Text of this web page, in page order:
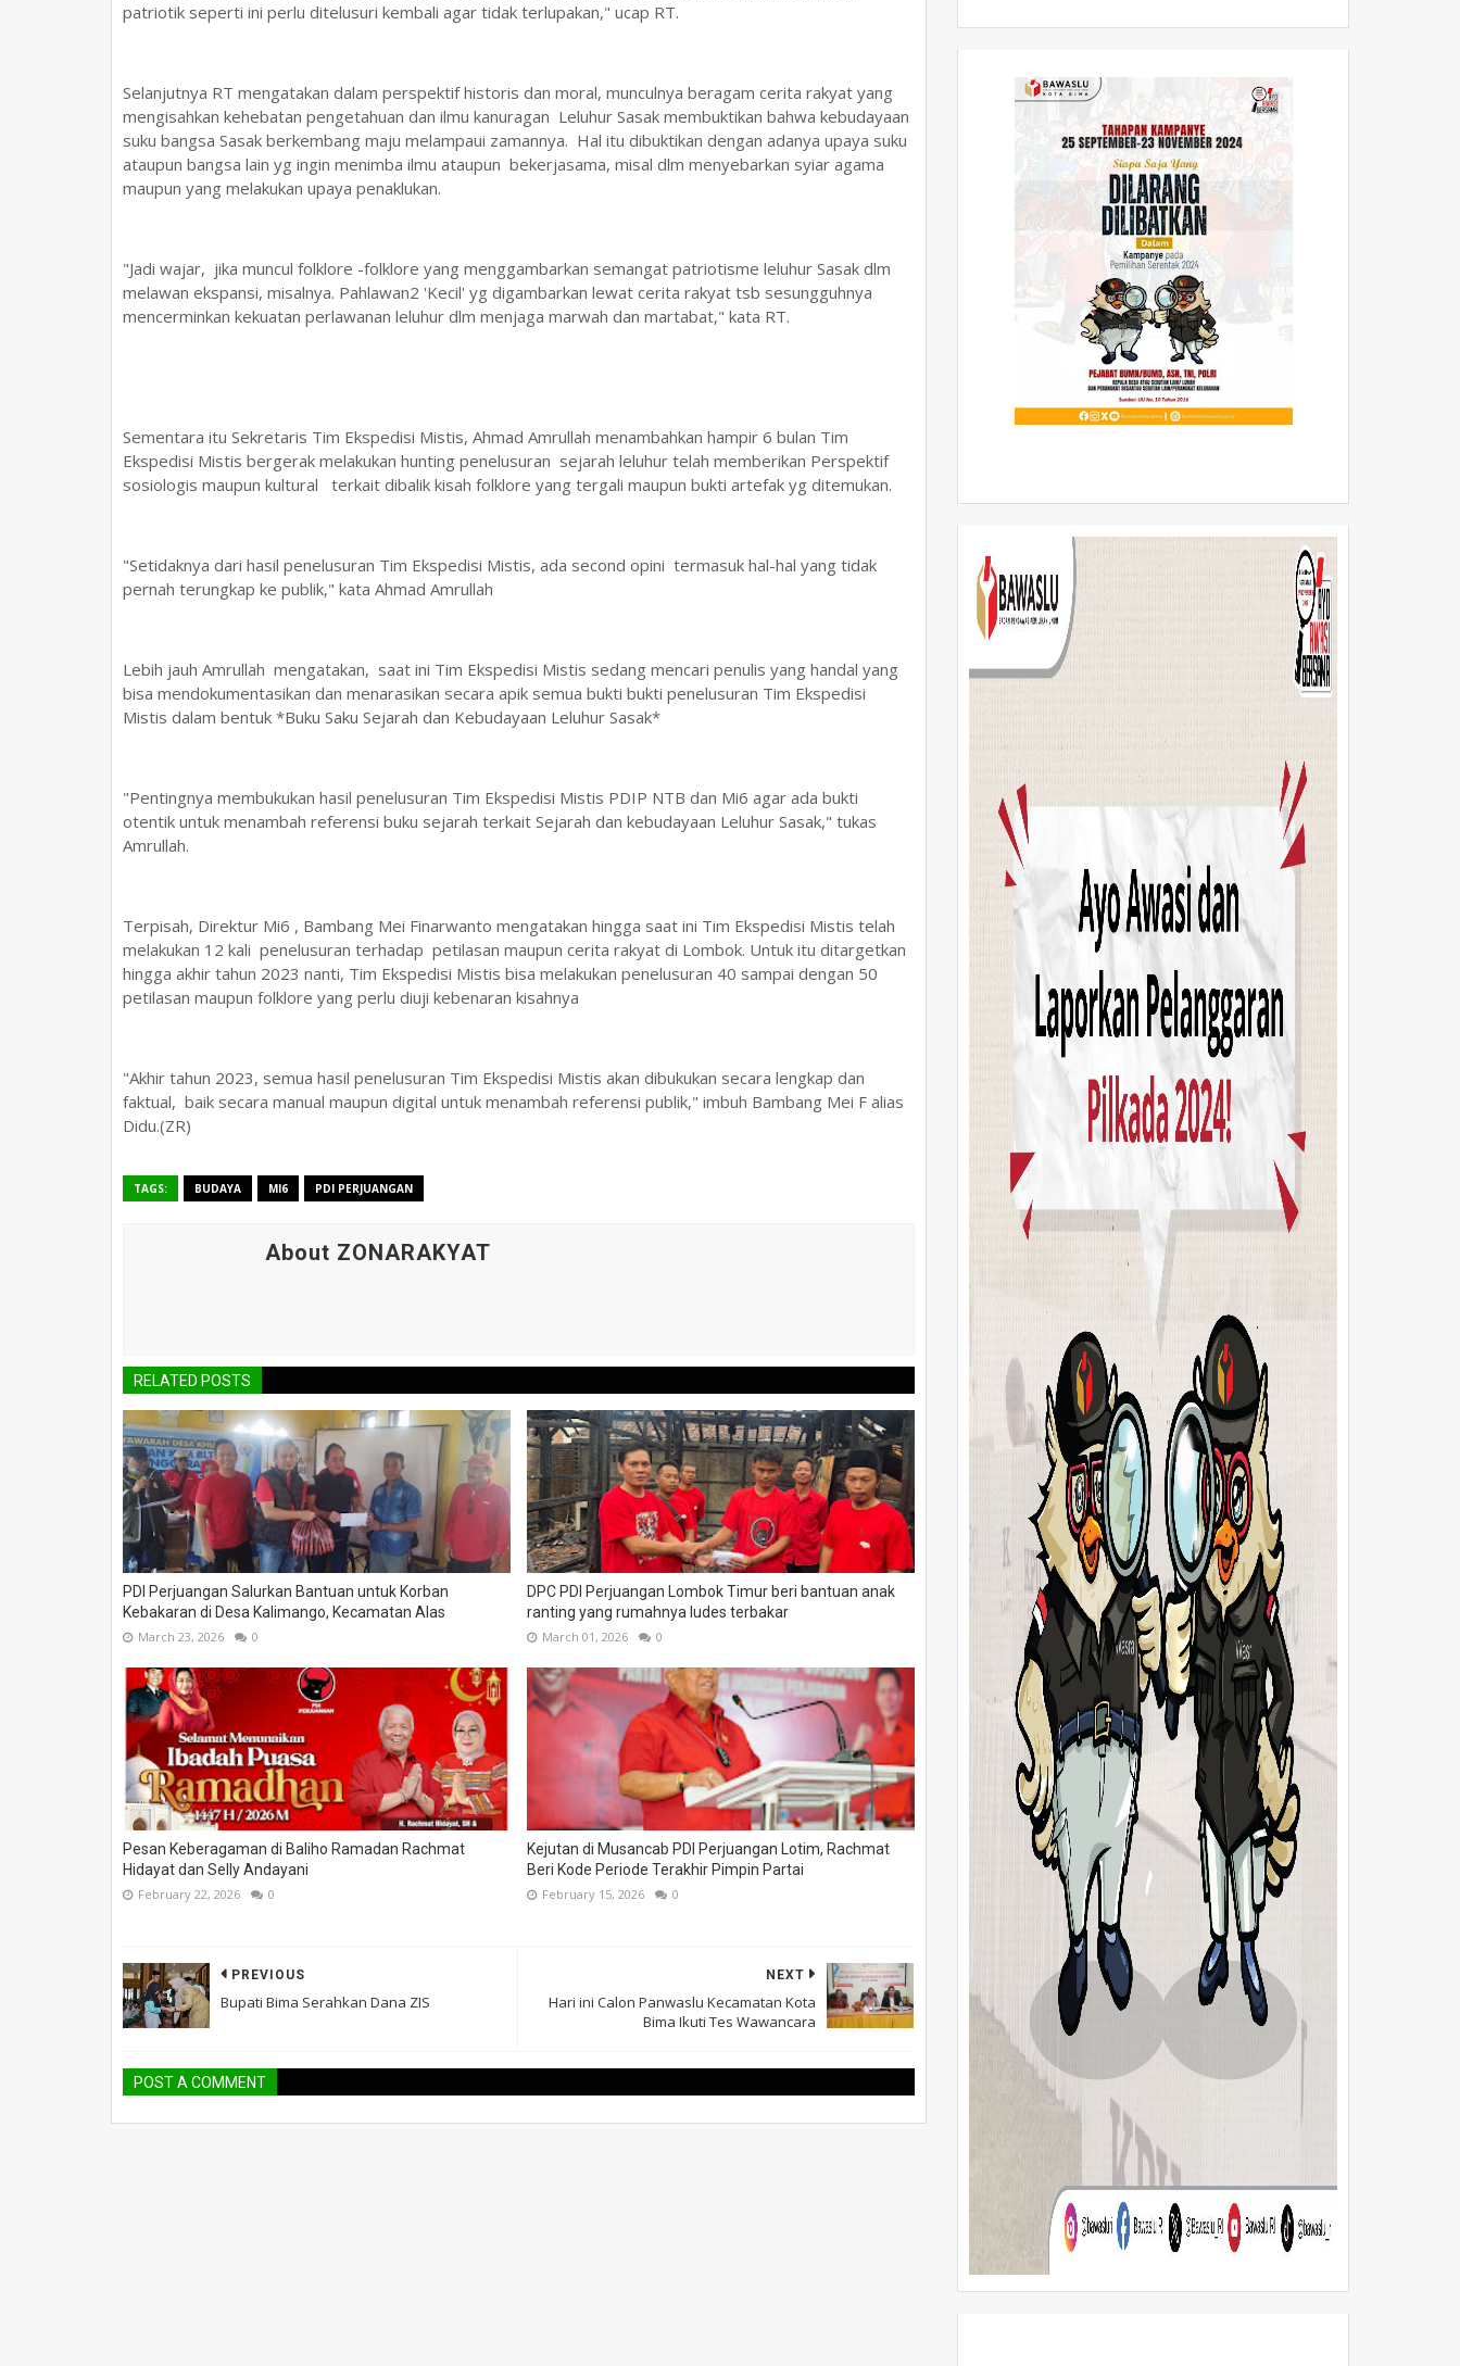
patriotik seperti ini perlu ditelusuri kembali agar tidak terlupakan," ucap RT.
Selanjutnya RT mengatakan dalam perspektif historis dan moral, munculnya beragam cerita rakyat yang
mengisahkan kehebatan pengetahuan dan ilmu kanuragan Leluhur Sasak membuktikan bahwa kebudayaan
suku bangsa Sasak berkembang maju melampaui zamannya. Hal itu dibuktikan dengan adanya upaya suku
ataupun bangsa lain yg ingin menimba ilmu ataupun bekerjasama, misal dlm menyebarkan syiar agama
maupun yang melakukan upaya penaklukan.
"Jadi wajar, jika muncul folklore -folklore yang menggambarkan semangat patriotisme leluhur Sasak dlm
melawan ekspansi, misalnya. Pahlawan2 'Kecil' yg digambarkan lewat cerita rakyat tsb sesungguhnya
mencerminkan kekuatan perlawanan leluhur dlm menjaga marwah dan martabat," kata RT.
Sementara itu Sekretaris Tim Ekspedisi Mistis, Ahmad Amrullah menambahkan hampir 6 bulan Tim
Ekspedisi Mistis bergerak melakukan hunting penelusuran sejarah leluhur telah memberikan Perspektif
sosiologis maupun kultural terkait dibalik kisah folklore yang tergali maupun bukti artefak yg ditemukan.
"Setidaknya dari hasil penelusuran Tim Ekspedisi Mistis, ada second opini termasuk hal-hal yang tidak
pernah terungkap ke publik," kata Ahmad Amrullah
Lebih jauh Amrullah mengatakan, saat ini Tim Ekspedisi Mistis sedang mencari penulis yang handal yang
bisa mendokumentasikan dan menarasikan secara apik semua bukti bukti penelusuran Tim Ekspedisi
Mistis dalam bentuk *Buku Saku Sejarah dan Kebudayaan Leluhur Sasak*
"Pentingnya membukukan hasil penelusuran Tim Ekspedisi Mistis PDIP NTB dan Mi6 agar ada bukti
otentik untuk menambah referensi buku sejarah terkait Sejarah dan kebudayaan Leluhur Sasak," tukas
Amrullah.
Terpisah, Direktur Mi6 , Bambang Mei Finarwanto mengatakan hingga saat ini Tim Ekspedisi Mistis telah
melakukan 12 kali penelusuran terhadap petilasan maupun cerita rakyat di Lombok. Untuk itu ditargetkan
hingga akhir tahun 2023 nanti, Tim Ekspedisi Mistis bisa melakukan penelusuran 40 sampai dengan 50
petilasan maupun folklore yang perlu diuji kebenaran kisahnya
"Akhir tahun 2023, semua hasil penelusuran Tim Ekspedisi Mistis akan dibukukan secara lengkap dan
faktual, baik secara manual maupun digital untuk menambah referensi publik," imbuh Bambang Mei F alias
Didu.(ZR)
TAGS: BUDAYA MI6 PDI PERJUANGAN
About ZONARAKYAT
RELATED POSTS
PDI Perjuangan Salurkan Bantuan untuk Korban
Kebakaran di Desa Kalimango, Kecamatan Alas
March 23, 2026 0
DPC PDI Perjuangan Lombok Timur beri bantuan anak
ranting yang rumahnya ludes terbakar
March 01, 2026 0
Pesan Keberagaman di Baliho Ramadan Rachmat
Hidayat dan Selly Andayani
February 22, 2026 0
Kejutan di Musancab PDI Perjuangan Lotim, Rachmat
Beri Kode Periode Terakhir Pimpin Partai
February 15, 2026 0
NEXT
Hari ini Calon Panwaslu Kecamatan Kota
Bima Ikuti Tes Wawancara
PREVIOUS
Bupati Bima Serahkan Dana ZIS
POST A COMMENT